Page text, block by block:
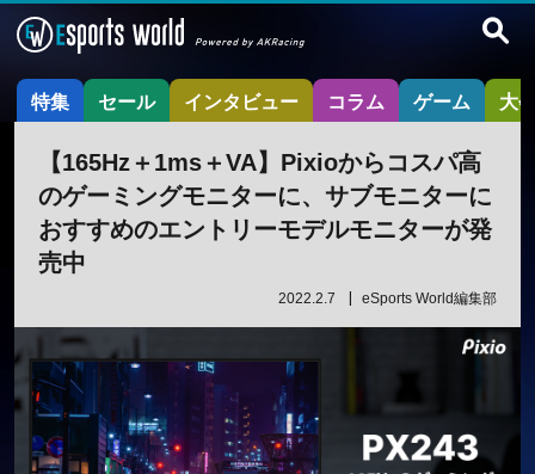
特集 セール インタビュー コラム ゲーム 大
【165Hz＋1ms＋VA】Pixioからコスパ高
のゲーミングモニターに、サブモニターに
おすすめのエントリーモデルモニターが発
売中
2022.2.7 eSports World編集部